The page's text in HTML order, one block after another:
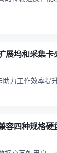
展坞和采集
助力工作效率提
容四种规格